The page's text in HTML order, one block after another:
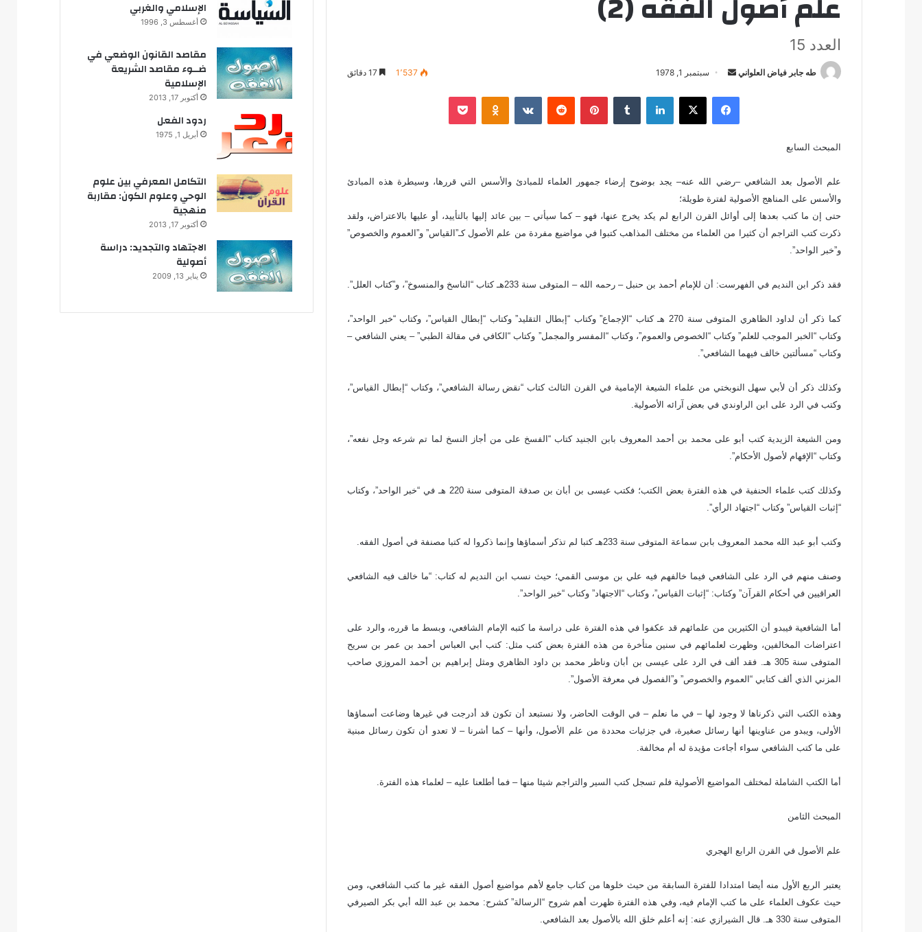
العدد 15
طه جابر فياض العلواني
س
ل
د
إ
ل
ر
ن
ي
ا
سبتمبر 1, 1978 1٬537
فيسبوك لينكدإن بينتيريست
المبحث السابع
علم الأصول بعد الشافعي –رضي الله عنه– يجد بوضوح إرضاء جمهور العلماء للمبادئ والأسس التي قررها، وسيطرة هذه المبادئ
والأسس على المناهج الأصولية لفترة طويلة؛
حتى إن ما كتب بعدها إلى أوائل القرن الرابع لم يكد يخرج عنها، فهو – كما سيأتي – بين عائد إليها بالتأييد، أو عليها بالاعتراض، ولقد
ذكرت كتب التراجم أن كثيرا من العلماء من مختلف المذاهب كتبوا في مواضيع مفردة من علم الأصول كـ”القياس” و”العموم والخصوص”
و”خبر الواحد”.
فقد ذكر ابن النديم في الفهرست: أن للإمام أحمد بن حنبل – رحمه الله – المتوفى سنة 233هـ كتاب “الناسخ والمنسوخ”، و”كتاب العلل”.
كما ذكر أن لداود الظاهري المتوفى سنة 270 هـ كتاب “الإجماع” وكتاب “إبطال التقليد” وكتاب “إبطال القياس”، وكتاب “خبر الواحد”،
وكتاب “الخبر الموجب للعلم” وكتاب “الخصوص والعموم”، وكتاب “المفسر والمجمل” وكتاب “الكافي في مقالة الطبي” – يعني الشافعي –
وكتاب “مسألتين خالف فيهما الشافعي”.
وكذلك ذكر أن لأبي سهل النوبختي من علماء الشيعة الإمامية في القرن الثالث كتاب “نقض رسالة الشافعي”، وكتاب “إبطال القياس”،
وكتب في الرد على ابن الراوندي في بعض آرائه الأصولية.
ومن الشيعة الزيدية كتب أبو على محمد بن أحمد المعروف بابن الجنيد كتاب “الفسخ على من أجاز النسخ لما تم شرعه وجل نفعه”،
وكتاب “الإفهام لأصول الأحكام”.
وكذلك كتب علماء الحنفية في هذه الفترة بعض الكتب؛ فكتب عيسى بن أبان بن صدقة المتوفى سنة 220 هـ في “خبر الواحد”، وكتاب
“إثبات القياس” وكتاب “اجتهاد الرأي”.
وكتب أبو عبد الله محمد المعروف بابن سماعة المتوفى سنة 233هـ كتبا لم تذكر أسماؤها وإنما ذكروا له كتبا مصنفة في أصول الفقه.
وصنف منهم في الرد على الشافعي فيما خالفهم فيه علي بن موسى القمي؛ حيث نسب ابن النديم له كتاب: “ما خالف فيه الشافعي
العراقيين في أحكام القرآن” وكتاب: “إثبات القياس”، وكتاب “الاجتهاد” وكتاب “خبر الواحد”.
أما الشافعية فيبدو أن الكثيرين من علمائهم قد عكفوا في هذه الفترة على دراسة ما كتبه الإمام الشافعي، وبسط ما قرره، والرد على
اعتراضات المخالفين، وظهرت لعلمائهم في سنين متأخرة من هذه الفترة بعض كتب مثل: كتب أبي العباس أحمد بن عمر بن سريح
المتوفى سنة 305 هـ. فقد ألف في الرد على عيسى بن أبان وناظر محمد بن داود الظاهري ومثل إبراهيم بن أحمد المروزي صاحب
المزني الذي ألف كتابي “العموم والخصوص” و”الفصول في معرفة الأصول”.
وهذه الكتب التي ذكرناها لا وجود لها – في ما نعلم – في الوقت الحاضر، ولا نستبعد أن تكون قد أدرجت في غيرها وضاعت أسماؤها
الأولى، ويبدو من عناوينها أنها رسائل صغيرة، في جزئيات محددة من علم الأصول، وأنها – كما أشرنا – لا تعدو أن تكون رسائل مبنية
على ما كتب الشافعي سواء أجاءت مؤيدة له أم مخالفة.
أما الكتب الشاملة لمختلف المواضيع الأصولية فلم تسجل كتب السير والتراجم شيئا منها – فما أطلعنا عليه – لعلماء هذه الفترة.
المبحث الثامن
علم الأصول في القرن الرابع الهجري
يعتبر الربع الأول منه أيضا امتدادا للفترة السابقة من حيث خلوها من كتاب جامع لأهم مواضيع أصول الفقه غير ما كتب الشافعي، ومن
حيث عكوف العلماء على ما كتب الإمام فيه، وفي هذه الفترة ظهرت أهم شروح “الرسالة” كشرح: محمد بن عبد الله أبي بكر الصيرفي
المتوفى سنة 330 هـ. قال الشيرازي عنه: إنه أعلم خلق الله بالأصول بعد الشافعي.
الإسلامي والغربي
أغسطس 3, 1996
مقاصد القانون الوضعي في
ضــوء مقاصد الشريعة
الإسلامية
أكتوبر 17, 2013
ردود الفعل
أبريل 1, 1975
التكامل المعرفي بين علوم
الوحي وعلوم الكون: مقاربة
منهجية
أكتوبر 17, 2013
الاجتهاد والتجديد: دراسة
أصولية
يناير 13, 2009